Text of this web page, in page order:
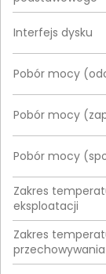
Interfejs dysku
Pobór mocy
Pobór mocy
Pobór mocy
Zakres
eksploatacji
Zakres
przechowywania